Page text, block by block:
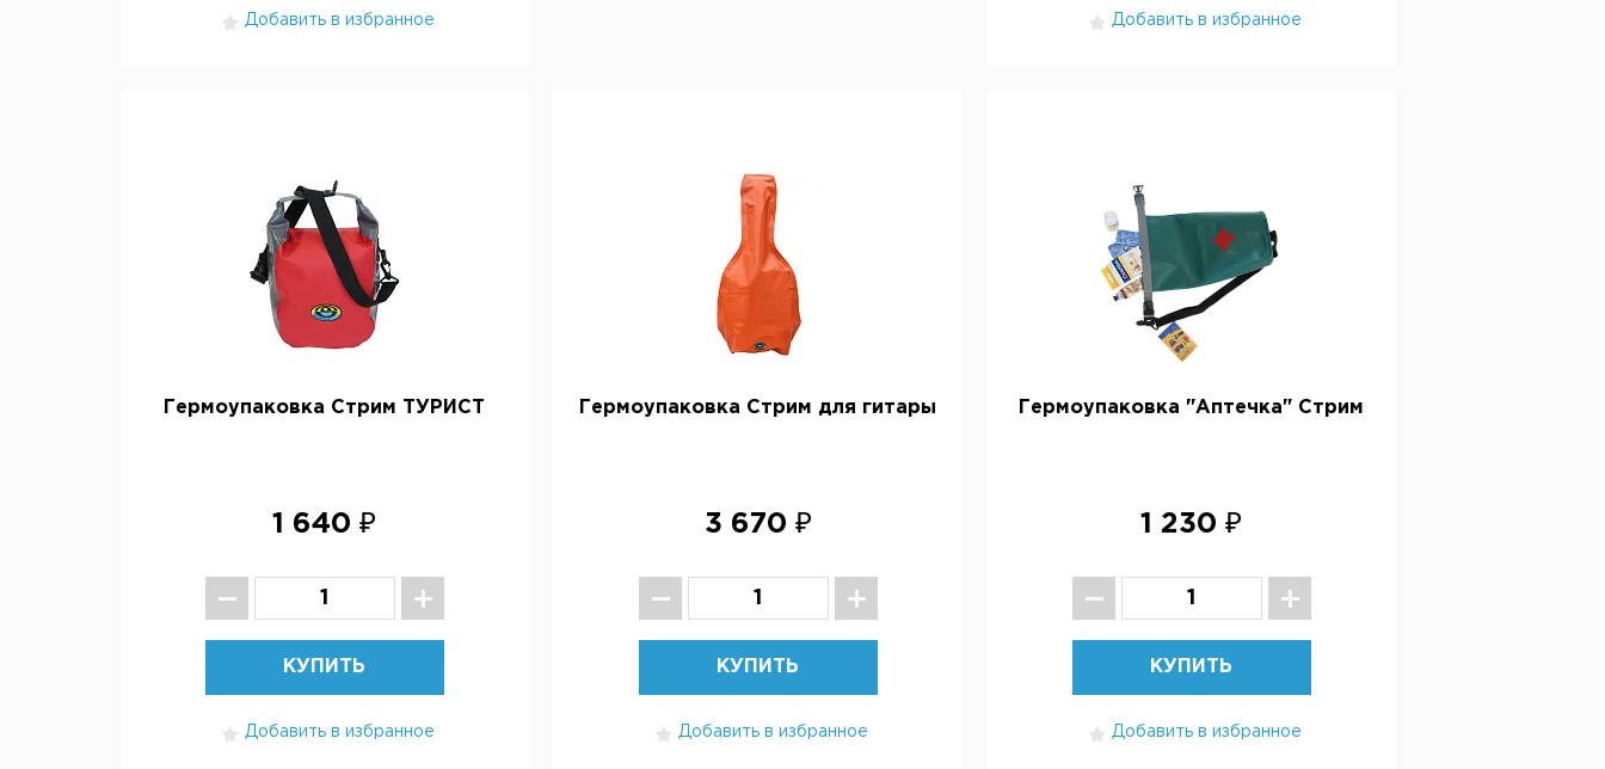
Добавить в избранное Добавить в избранное
Гермоупаковка Стрим ТУРИСТ
1 640 ₽
КУПИТЬ
Добавить в избранное
Гермоупаковка Стрим для гитары
3 670 ₽
КУПИТЬ
Добавить в избранное
Гермоупаковка "Аптечка" Стрим
1 230 ₽
КУПИТЬ
Добавить в избранное